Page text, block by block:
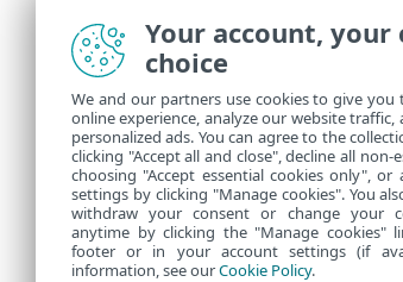
Your account, your
choice
We and our partners use cookies to give you
online experience, analyze our website traffic,
personalized ads. You can agree to the
clicking "Accept all and close", decline all non-
choosing "Accept essential cookies only", or
settings by clicking "Manage cookies". You
withdraw your consent or change your
anytime by clicking the "Manage cookies"
footer or in your account settings (if
information, see ourCookie Policy.